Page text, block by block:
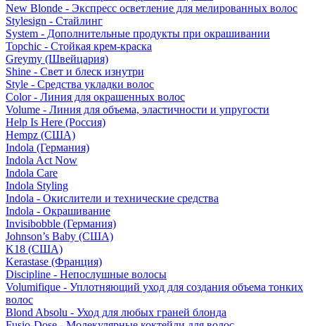
New Blonde - Экспресс осветление для мелированных волос
Stylesign - Стайлинг
System - Дополнительные продукты при окрашивании
Topchic - Стойкая крем-краска
Greymy (Швейцария)
Shine - Свет и блеск изнутри
Style - Средства укладки волос
Color - Линия для окрашенных волос
Volume - Линия для объема, эластичности и упругости
Help Is Here (Россия)
Hempz (США)
Indola (Германия)
Indola Act Now
Indola Care
Indola Styling
Indola - Окислители и технические средства
Indola - Окрашивание
Invisibobble (Германия)
Johnson’s Baby (США)
K18 (США)
Kerastase (Франция)
Discipline - Непослушные волосы
Volumifique - Уплотняющий уход для создания объема тонких
волос
Blond Absolu - Уход для любых граней блонда